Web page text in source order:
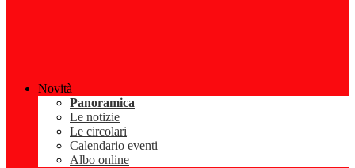
Novità
Panoramica
Le notizie
Le circolari
Calendario eventi
Albo online